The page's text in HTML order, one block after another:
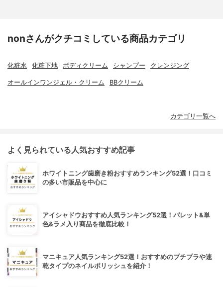
nonさんがクチコミしている商品カテゴリ
化粧水 化粧下地 ボディクリーム シャンプー クレンジング
オールインワンジェル・クリーム BBクリーム
カテゴリ一覧へ
よく見られている人気おすすめ記事
ホワイトニング歯磨き粉おすすめランキング52選！口コミ
の多い市販品を中心に
アイシャドウおすすめ人気ランキング52選！パレット&単
色&ラメ入り商品を徹底比較！
マニキュア人気ランキング52選！おすすめのプチプラや速
乾タイプのネイルポリッシュを紹介！